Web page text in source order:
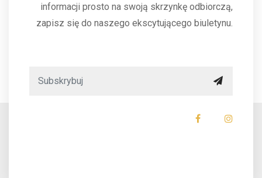
informacji prosto na swoją skrzynkę odbiorczą,
zapisz się do naszego ekscytującego biuletynu.